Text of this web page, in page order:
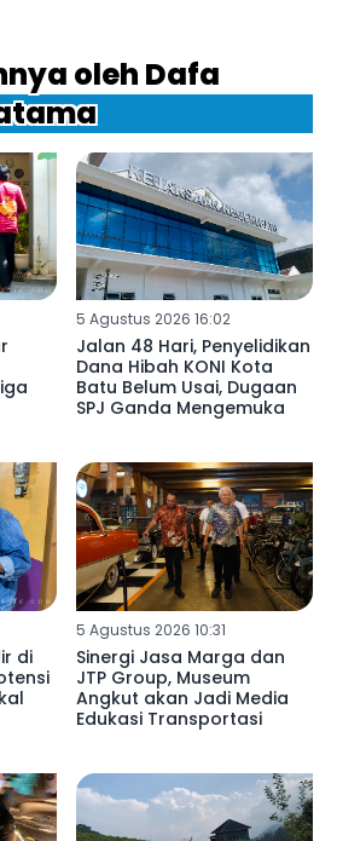
oleh Dafa
5 Agustus 2026 16:02
Jalan 48 Hari, Penyelidikan
Dana Hibah KONI Kota
Batu Belum Usai, Dugaan
SPJ Ganda Mengemuka
di
5 Agustus 2026 10:31
Sinergi Jasa Marga dan
JTP Group, Museum
Angkut akan Jadi Media
Edukasi Transportasi